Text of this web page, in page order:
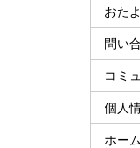
おた
問い
コミ
個人
ホー